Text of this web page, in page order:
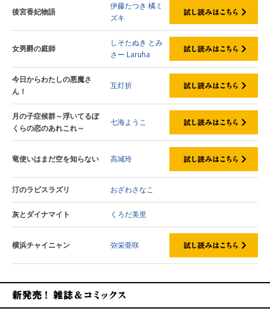
後宮香妃物語
伊藤たつき 橘ミ
ズキ
女男爵の庭師
しそたぬき とみ
さー Laruha
今日からわたしの悪魔さ
ん！
互灯折
月の子症候群～浮いてるぼ
くらの恋のあれこれ～
七海ようこ
竜使いはまだ空を知らない 高城玲
汀のラピスラズリ おざわさなこ
灰とダイナマイト くろだ美里
横浜チャイニャン 弥栄亜咲